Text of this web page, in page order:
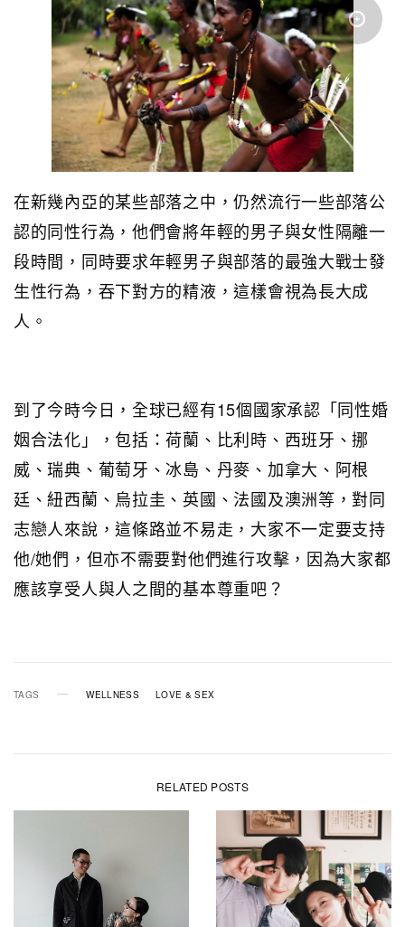
在新幾內亞的某些部落之中，仍然流行一些部落公
認的同性行為，他們會將年輕的男子與女性隔離一
段時間，同時要求年輕男子與部落的最強大戰士發
生性行為，吞下對方的精液，這樣會視為長大成
人。
到了今時今日，全球已經有15個國家承認「同性婚
姻合法化」，包括：荷蘭、比利時、西班牙、挪
威、瑞典、葡萄牙、冰島、丹麥、加拿大、阿根
廷、紐西蘭、烏拉圭、英國、法國及澳洲等，對同
志戀人來說，這條路並不易走，大家不一定要支持
他/她們，但亦不需要對他們進行攻擊，因為大家都
應該享受人與人之間的基本尊重吧？
TAGS WELLNESS LOVE & SEX
RELATED POSTS